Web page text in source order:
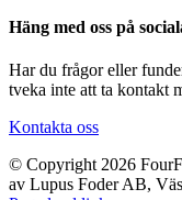
Häng med oss på
Har du frågor eller
tveka inte att ta kontakt
Kontakta oss
© Copyright 2026
av Lupus Foder AB,